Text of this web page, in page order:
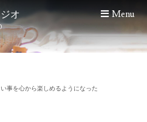
オ Menu
事を心から楽しめるようになった